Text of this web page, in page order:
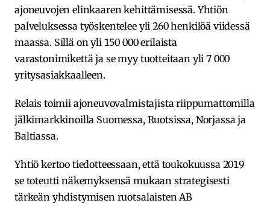
ajoneuvojen elinkaaren kehittämisessä. Yhtiön
palveluksessa työskentelee yli 260 henkilöä viidessä
maassa. Sillä on yli 150 000 erilaista
varastonimikettä ja se myy tuotteitaan yli 7 000
yritysasiakkaalleen.
Relais toimii ajoneuvovalmistajista riippumattomilla
jälkimarkkinoilla Suomessa, Ruotsissa, Norjassa ja
Baltiassa.
Yhtiö kertoo tiedotteessaan, että toukokuussa 2019
se toteutti näkemyksensä mukaan strategisesti
tärkeän yhdistymisen ruotsalaisten AB